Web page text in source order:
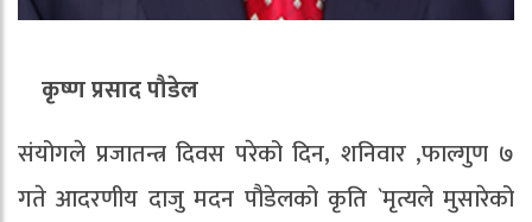
कृष्ण प्रसाद पौडेल
संयोगले प्रजातन्त्र दिवस परेको दिन, शनिवार ,फाल्गुण ७
गते आदरणीय दाजु मदन पौडेलको कृति `मृत्यले मुसारेको